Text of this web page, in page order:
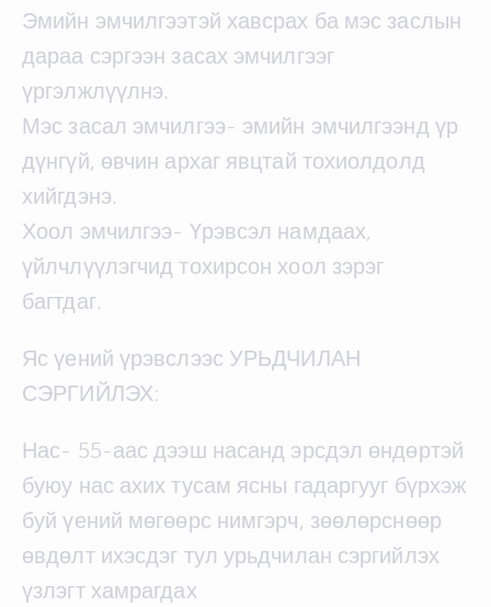
Эмийн эмчилгээтэй хавсрах ба мэс заслын
дараа сэргээн засах эмчилгээг
үргэлжлүүлнэ.
Мэс засал эмчилгээ- эмийн эмчилгээнд үр
дүнгүй, өвчин архаг явцтай тохиолдолд
хийгдэнэ.
Хоол эмчилгээ- Үрэвсэл намдаах,
үйлчлүүлэгчид тохирсон хоол зэрэг
багтдаг.
Яс үений үрэвслээс УРЬДЧИЛАН
СЭРГИЙЛЭХ:
Нас- 55-аас дээш насанд эрсдэл өндөртэй
буюу нас ахих тусам ясны гадаргууг бүрхэж
буй үений мөгөөрс нимгэрч, зөөлөрснөөр
өвдөлт ихэсдэг тул урьдчилан сэргийлэх
үзлэгт хамрагдах